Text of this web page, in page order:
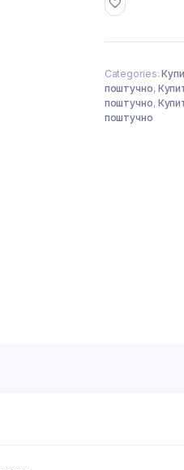
used
Categories:
поштучно,
поштучно,
поштучно